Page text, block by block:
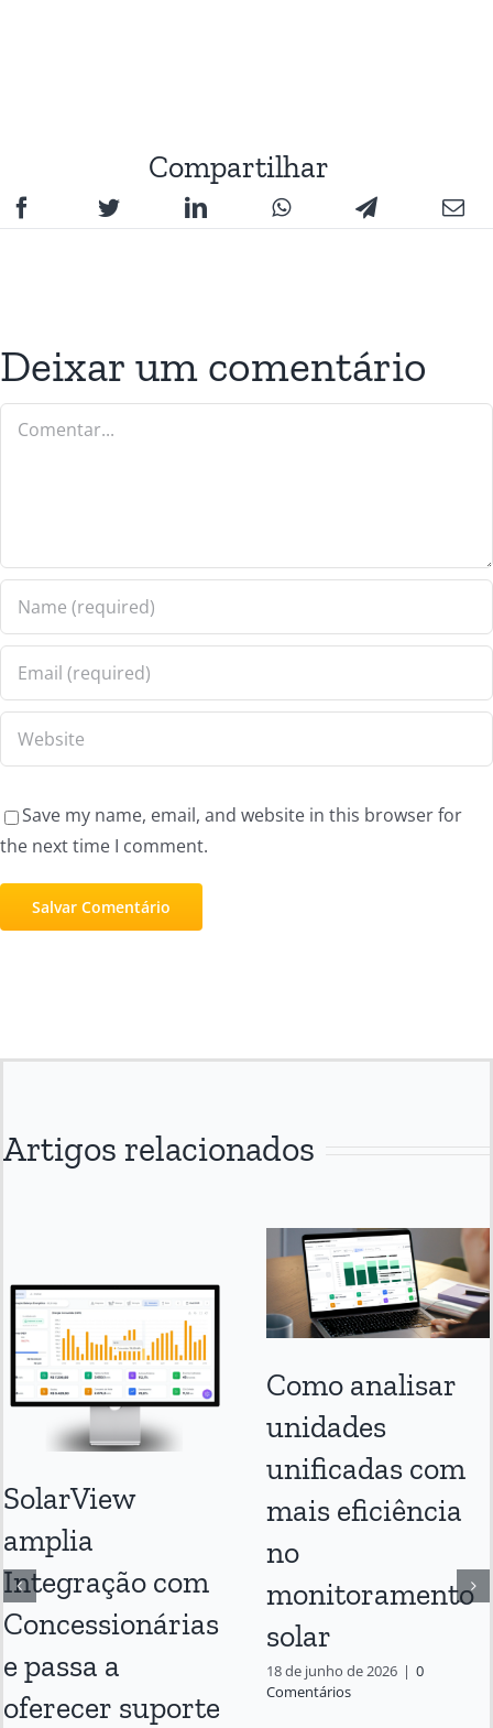
Compartilhar
Deixar um comentário
Save my name, email, and website in this browser for
the next time I comment.
Artigos relacionados
SolarView
amplia
Integração com
Concessionárias
e passa a
oferecer suporte
Como analisar
unidades
unificadas com
mais eficiência
no
monitoramento
solar
18 de junho de 2026 | 0
Comentários